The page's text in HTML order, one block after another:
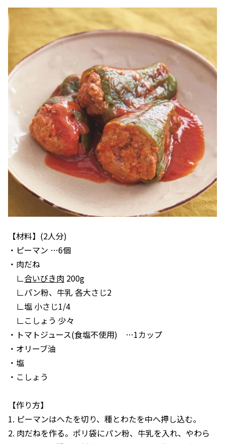
【材料】(2人分)
・ピーマン …6個
・肉だね
∟合いびき肉 200g
∟パン粉、牛乳 各大さじ2
∟塩 小さじ1/4
∟こしょう 少々
・トマトジュース(食塩不使用) …1カップ
・オリーブ油
・塩
・こしょう
【作り方】
1. ピーマンはへたを切り、種とわたを中へ押し込む。
2. 肉だねを作る。ポリ袋にパン粉、牛乳を入れ、やわら